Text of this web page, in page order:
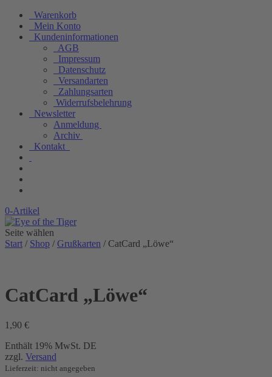
Warenkorb
Mein Konto
Kundeninformationen
AGB
Impressum
Datenschutz
Versandarten
Zahlungsarten
Widerrufsbelehrung
Newsletter
Anmeldung
Archiv
Kontakt
0-Artikel
Seite wählen
Start / Shop / Grußkarten / CatCard „Löwe“
CatCard „Löwe“
1,90 €
Enthält 19% MwSt. DE
zzgl. Versand
Lieferzeit: nicht angegeben